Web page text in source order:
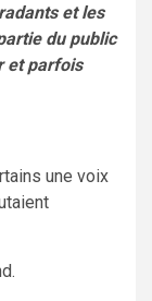
et les
du public
et parfois
une voix